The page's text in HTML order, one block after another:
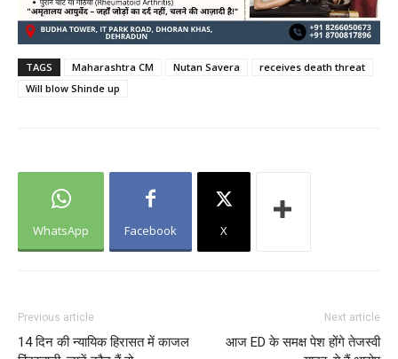
TAGS Maharashtra CM Nutan Savera
receives death threat
Will blow Shinde up
WhatsApp Facebook X
Previous article
14 दिन की न्यायिक हिरासत में काजल
Next article
आज ED के समक्ष पेश होंगे तेजस्वी